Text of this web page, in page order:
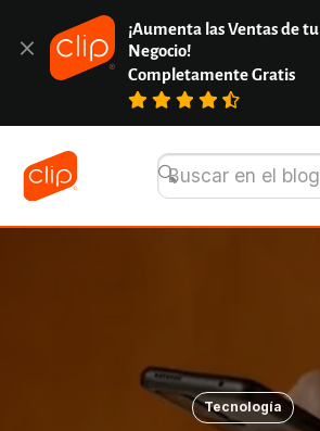
¡Aumenta las Ventas de tu
Negocio!
Completamente Gratis
Tecnología